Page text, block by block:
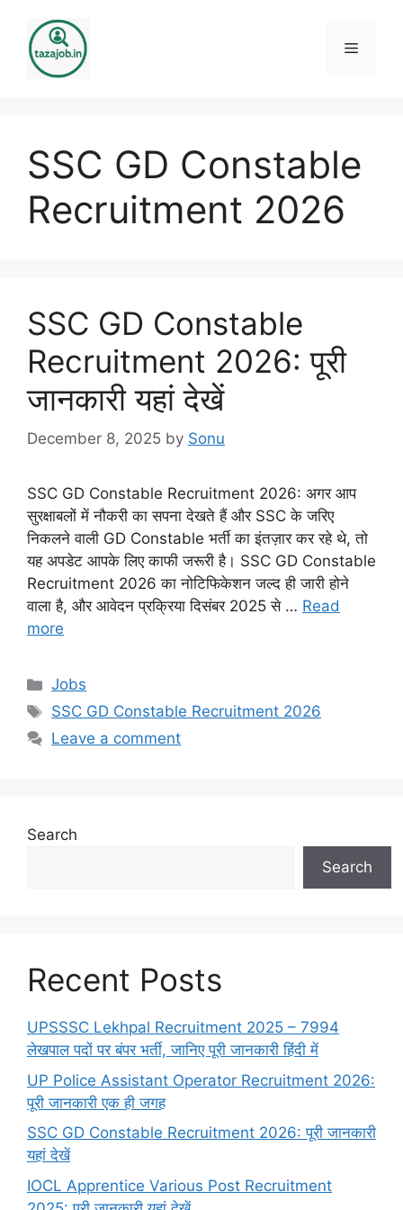
content
Menu
SSC GD Constable
Recruitment 2026
SSC GD Constable
Recruitment 2026: पूरी
जानकारी यहां देखें
December 8, 2025 by Sonu
SSC GD Constable Recruitment 2026: अगर आप
सुरक्षाबलों में नौकरी का सपना देखते हैं और SSC के जरिए
निकलने वाली GD Constable भर्ती का इंतज़ार कर रहे थे, तो
यह अपडेट आपके लिए काफी जरूरी है। SSC GD Constable
Recruitment 2026 का नोटिफिकेशन जल्द ही जारी होने
वाला है, और आवेदन प्रक्रिया दिसंबर 2025 से … Read
more
Categories
Jobs
Tags
SSC GD Constable Recruitment 2026
Leave a comment
Search
Search
Recent Posts
UPSSSC Lekhpal Recruitment 2025 – 7994
लेखपाल पदों पर बंपर भर्ती, जानिए पूरी जानकारी हिंदी में
UP Police Assistant Operator Recruitment 2026:
पूरी जानकारी एक ही जगह
SSC GD Constable Recruitment 2026: पूरी जानकारी
यहां देखें
IOCL Apprentice Various Post Recruitment